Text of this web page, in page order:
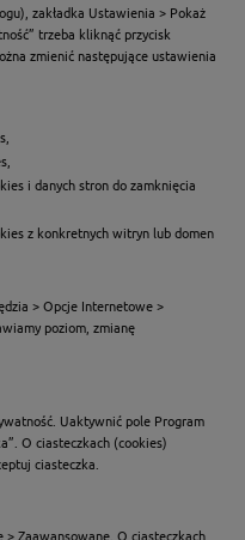
zakładka Ustawienia > Pokaż
trzeba kliknąć przycisk
zmienić następujące ustawienia
i danych stron do zamknięcia
z konkretnych witryn lub domen
> Opcje Internetowe >
poziom, zmianę
Uaktywnić pole Program
O ciasteczkach (cookies)
ciasteczka.
Zaawansowane. O ciasteczkach